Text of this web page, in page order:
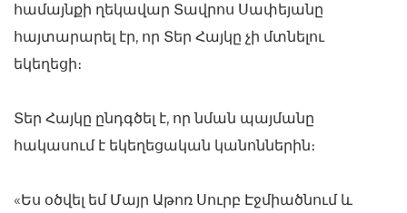
համայնքի ղեկավար Տավրոս Սափեյանը
հայտարարել էր, որ Տեր Հայկը չի մտնելու
եկեղեցի։
Տեր Հայկը ընդգծել է, որ նման պայմանը
հակասում է եկեղեցական կանոններին։
«Ես օծվել եմ Մայր Աթոռ Սուրբ Էջմիածնում և